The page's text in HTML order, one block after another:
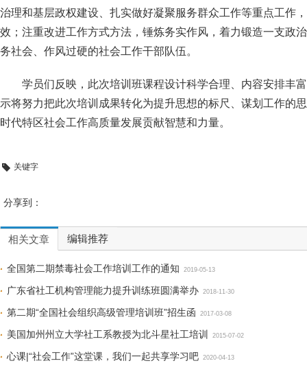
治理和基层政权建设、扎实做好凝聚服务群众工作等重点工作
效；注重改进工作方式方法，锤炼务实作风，着力锻造一支政
务社会、作风过硬的社会工作干部队伍。
学员们反映，此次培训班课程设计科学合理、内容安排丰
示将努力把此次培训成果转化为提升思想的标尺、谋划工作的
时代特区社会工作高质量发展贡献智慧和力量。
关键字
分享到：
相关文章 编辑推荐
全国第二期禁毒社会工作培训工作的通知 2019-05-13
广东省社工机构管理能力提升训练班圆满举办 2018-11-30
第二期“全国社会组织高级管理培训班”招生函 2017-03-08
美国加州州立大学社工系教授为北斗星社工培训 2015-07-02
心课|“社会工作”这堂课，我们一起共享学习吧 2020-04-13